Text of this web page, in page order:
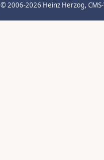
© 2006-2026 Heinz Herzog,